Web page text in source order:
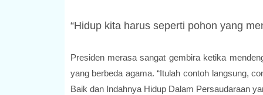
“Hidup kita harus seperti pohon yang
Presiden merasa sangat gembira ketika
yang berbeda agama. “Itulah contoh langsung,
Baik dan Indahnya Hidup Dalam Persaudaraan